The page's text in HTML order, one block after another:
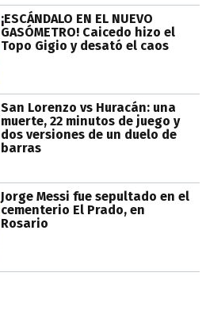
¡ESCÁNDALO EN EL NUEVO
GASÓMETRO! Caicedo hizo el
Topo Gigio y desató el caos
San Lorenzo vs Huracán: una
muerte, 22 minutos de juego y
dos versiones de un duelo de
barras
Jorge Messi fue sepultado en el
cementerio El Prado, en
Rosario